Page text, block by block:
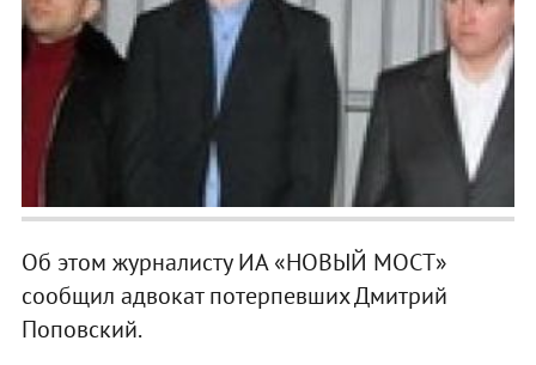
Об этом журналисту ИА «НОВЫЙ МОСТ»
сообщил адвокат потерпевших Дмитрий
Поповский.